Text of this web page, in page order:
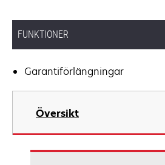
FUNKTIONER
Garantiförlängningar
Översikt